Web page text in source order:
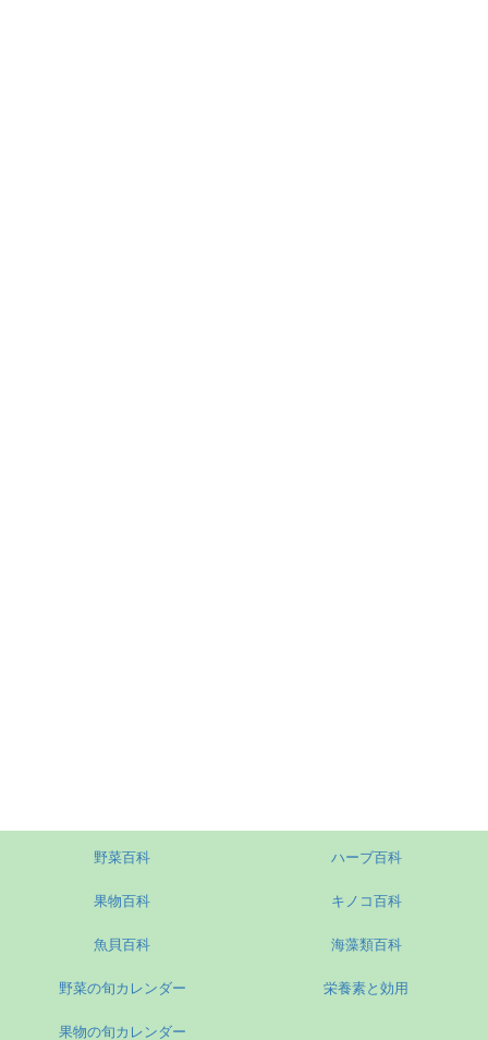
野菜百科
果物百科
魚貝百科
ハーブ百科
キノコ百科
海藻類百科
野菜の旬カレンダー
果物の旬カレンダー
栄養素と効用